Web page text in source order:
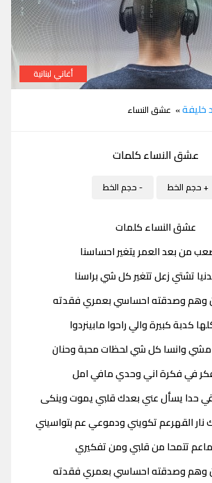
أغاني لبنانية
خليفة» عشق النساء
عشق النساء كلمات
+ حجم الخط - حجم الخط
عشق النساء كلمات
من بعد العمر يتغير احساسنا
تشتي زعل تتغير كل شي براسنا
وصدقته احساسي بعمري فقدته
كدبة كبيرة والي راحوا مابينردوا
وانسا كل شي لحظات محبة وحنان
في فكرة اني وحدي مافي امل
حدا يسأل عني بعدك قلبي يموت وينكى
القهرعم تكويني ودموعي عم بتواسيني
تتمحا من قلبي ومن تفكيري
وصدقته احساسي بعمري فقدته